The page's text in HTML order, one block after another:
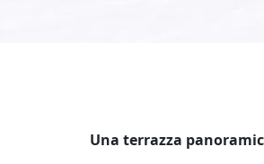
Una terrazza